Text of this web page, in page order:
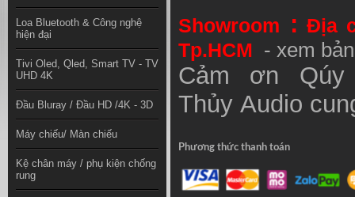
Loa Bluetooth & Công nghệ
hiện đại
Tivi Oled, Qled, Smart TV - TV
UHD 4K
Đầu Bluray / Đầu HD /4K - 3D
Máy chiếu/ Màn chiếu
Kệ chân máy / phụ kiện chống
rung
Showroom : Địa
Tp.HCM - xem
Cảm ơn
Thủy Audio
Phương thức thanh toán